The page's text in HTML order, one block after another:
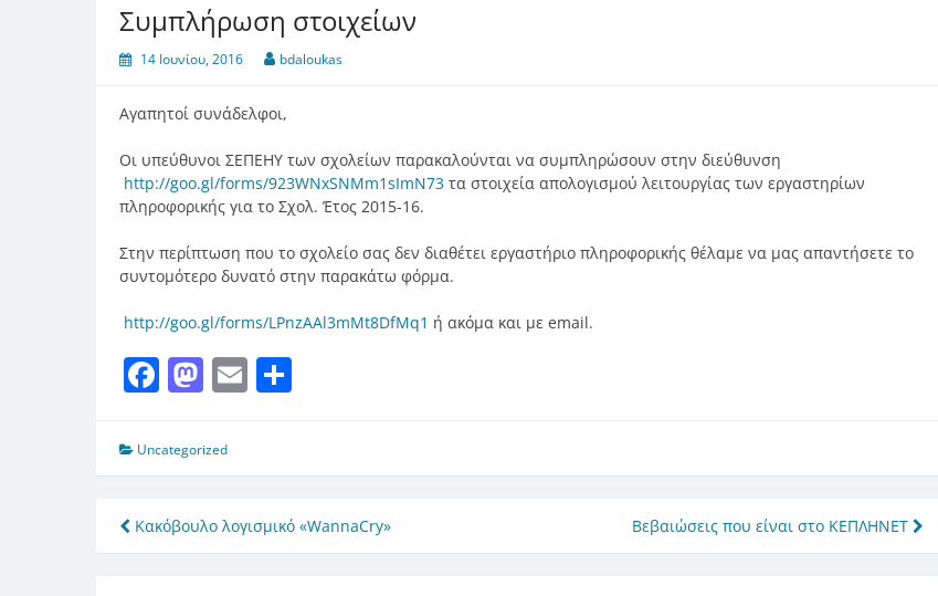
Συμπλήρωση στοιχείων
14 Ιουνίου, 2016 bdaloukas
Αγαπητοί συνάδελφοι,
Οι υπεύθυνοι ΣΕΠΕΗΥ των σχολείων παρακαλούνται να συμπληρώσουν στην διεύθυνση
http://goo.gl/forms/923WNxSNMm1sImN73 τα στοιχεία απολογισμού λειτουργίας των εργαστηρίων
πληροφορικής για το Σχολ. Έτος 2015-16.
Στην περίπτωση που το σχολείο σας δεν διαθέτει εργαστήριο πληροφορικής θέλαμε να μας απαντήσετε το
συντομότερο δυνατό στην παρακάτω φόρμα.
http://goo.gl/forms/LPnzAAl3mMt8DfMq1 ή ακόμα και με email.
Facebook
Mastodon
Email
Uncategorized
Πλοήγηση
άρθρων
Κακόβουλο λογισμικό «WannaCry» Βεβαιώσεις που είναι στο ΚΕΠΛΗΝΕΤ